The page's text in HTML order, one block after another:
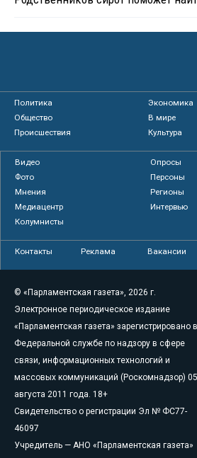
Политика
Экономика
Общество
В мире
Происшествия
Культура
Видео
Опросы
Фото
Персоны
Мнения
Регионы
Медиацентр
Интервью
Колумнисты
Контакты Реклама Вакансии
© «Парламентская газета», 2026 г.
Электронное периодическое издание
«Парламентская газета» зарегистрировано в
Федеральной службе по надзору в сфере
связи, информационных технологий и
массовых коммуникаций (Роскомнадзор) 05
августа 2011 года. 18+
Свидетельство о регистрации Эл № ФС77-
46097
Учредитель — АНО «Парламентская газета»